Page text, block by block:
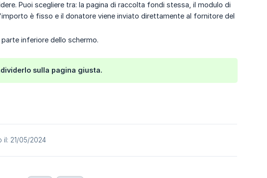
Puoi scegliere tra: la pagina di raccolta fondi stessa, il modulo di
è fisso e il donatore viene inviato direttamente al fornitore del
inferiore dello schermo.
sulla pagina giusta.
il: 21/05/2024